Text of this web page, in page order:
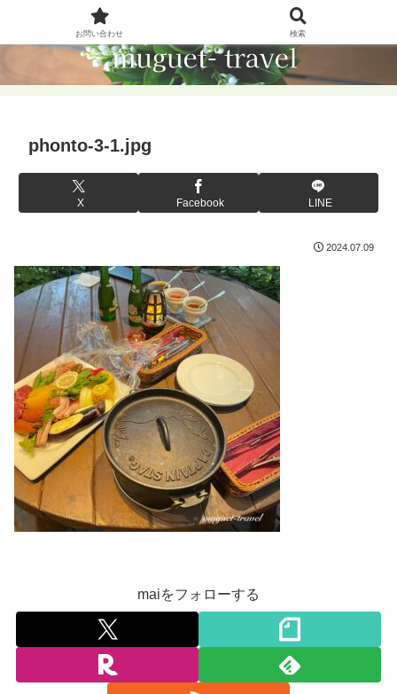
phonto-3-1.jpg
X Facebook LINE
2024.07.09
maiをフォローする
お問い合わせ 検索